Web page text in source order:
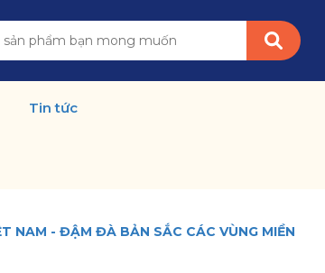
Tin tức
NAM - ĐẬM ĐÀ BẢN SẮC CÁC VÙNG MIỀN